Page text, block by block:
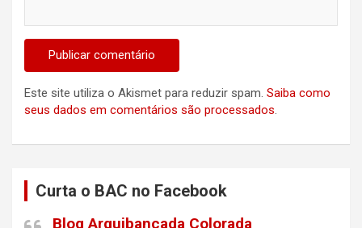
Este site utiliza o Akismet para reduzir spam. Saiba como
seus dados em comentários são processados.
Curta o BAC no Facebook
Blog Arquibancada Colorada